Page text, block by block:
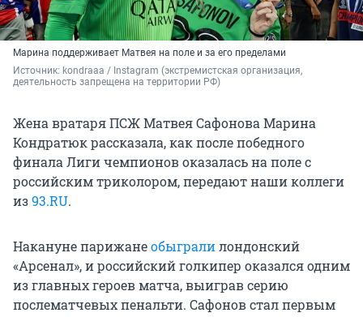
Марина поддерживает Матвея на поле и за его пределами
Источник: kondraaa / Instagram (экстремистская организация,
деятельность запрещена на территории РФ)
Жена вратаря ПСЖ Матвея Сафонова Марина
Кондратюк рассказала, как после победного
финала Лиги чемпионов оказалась на поле с
российским триколором, передают наши коллеги
из93.RU.
Накануне парижанеобыгралилондонский
«Арсенал», и российский голкипер оказался одним
из главных героев матча, выиграв серию
послематчевых пенальти. Сафонов стал первым